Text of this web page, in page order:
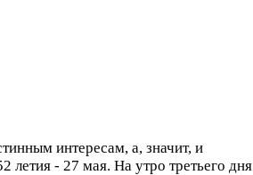
интересам, а, значит, и
летия - 27 мая. На утро третьего дня